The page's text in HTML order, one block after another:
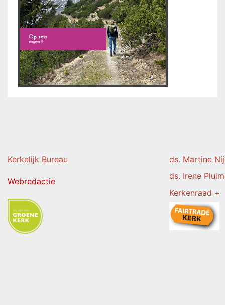
Kerkelijk Bureau ds. Martine
Webredactie
ds. Irene Pluim
Kerkenraad +